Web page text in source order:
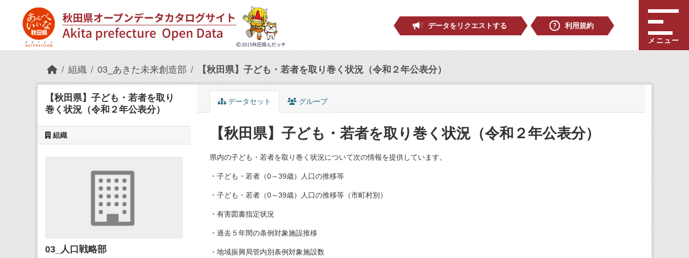
データをリクエストする
利用規約
メニュー
組織 03_あきた未来創造部 【秋田県】子ども・若者を取り巻く状況（令和２年公表分）
【秋田県】子ども・若者を取り
巻く状況（令和２年公表分）
組織
03_人口戦略部
データセット グループ
【秋田県】子ども・若者を取り巻く状況（令和２年公表分）
県内の子ども・若者を取り巻く状況について次の情報を提供しています。
・子ども・若者（0～39歳）人口の推移等
・子ども・若者（0～39歳）人口の推移等（市町村別）
・有害図書指定状況
・過去５年間の条例対象施設推移
・地域振興局管内別条例対象施設数